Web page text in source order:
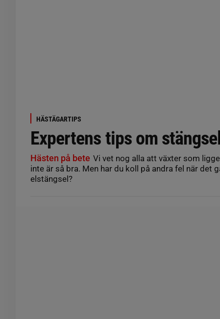
HÄSTÄGARTIPS
Expertens tips om stängsel
Hästen på bete Vi vet nog alla att växter som
inte är så bra. Men har du koll på andra fel när det
elstängsel?